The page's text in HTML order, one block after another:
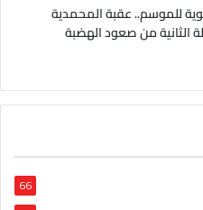
للموسم.. عقبة المحمدية
الثانية من صعود الهضبة
66